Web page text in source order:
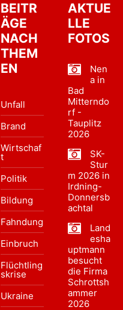
BEITR
ÄGE
NACH
THEM
EN
Unfall
Brand
Wirtschaf
t
Politik
Bildung
Fahndung
Einbruch
Flüchtling
skrise
Ukraine
AKTUE
LLE
FOTOS
Nen
a in
Bad
Mitterndo
rf -
Tauplitz
2026
SK-
Stur
m 2026 in
Irdning-
Donnersb
achtal
Land
esha
uptmann
besucht
die Firma
Schrottsh
ammer
2026